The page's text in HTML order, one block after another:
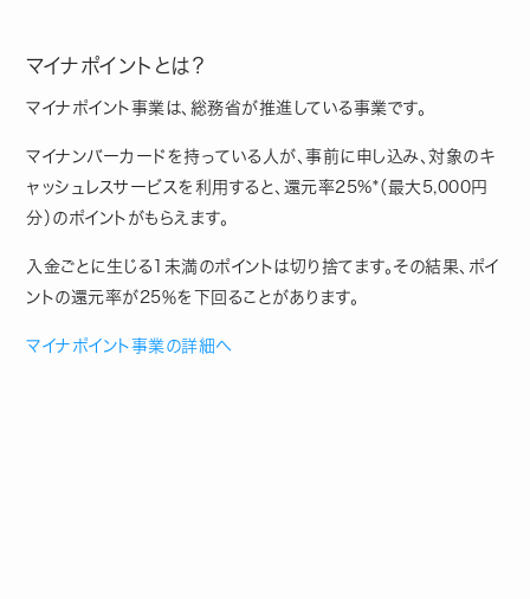
マイナポイントとは？
マイナポイント事業は、総務省が推進している事業です。
マイナンバーカードを持っている人が、事前に申し込み、対象のキ
ャッシュレスサービスを利用すると、還元率25%*（最大5,000円
分）のポイントがもらえます。
入金ごとに生じる1未満のポイントは切り捨てます。その結果、ポイ
ントの還元率が25％を下回ることがあります。
マイナポイント事業の詳細へ